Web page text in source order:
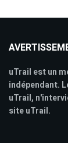
uTrail est un
indépendant.
uTrail,
site uTrail.